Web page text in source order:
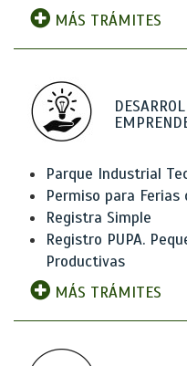
MÁS TRÁMITES
Parque Industrial
Permiso para Ferias
Registra Simple
Registro PUPA.
Productivas
MÁS TRÁMITES